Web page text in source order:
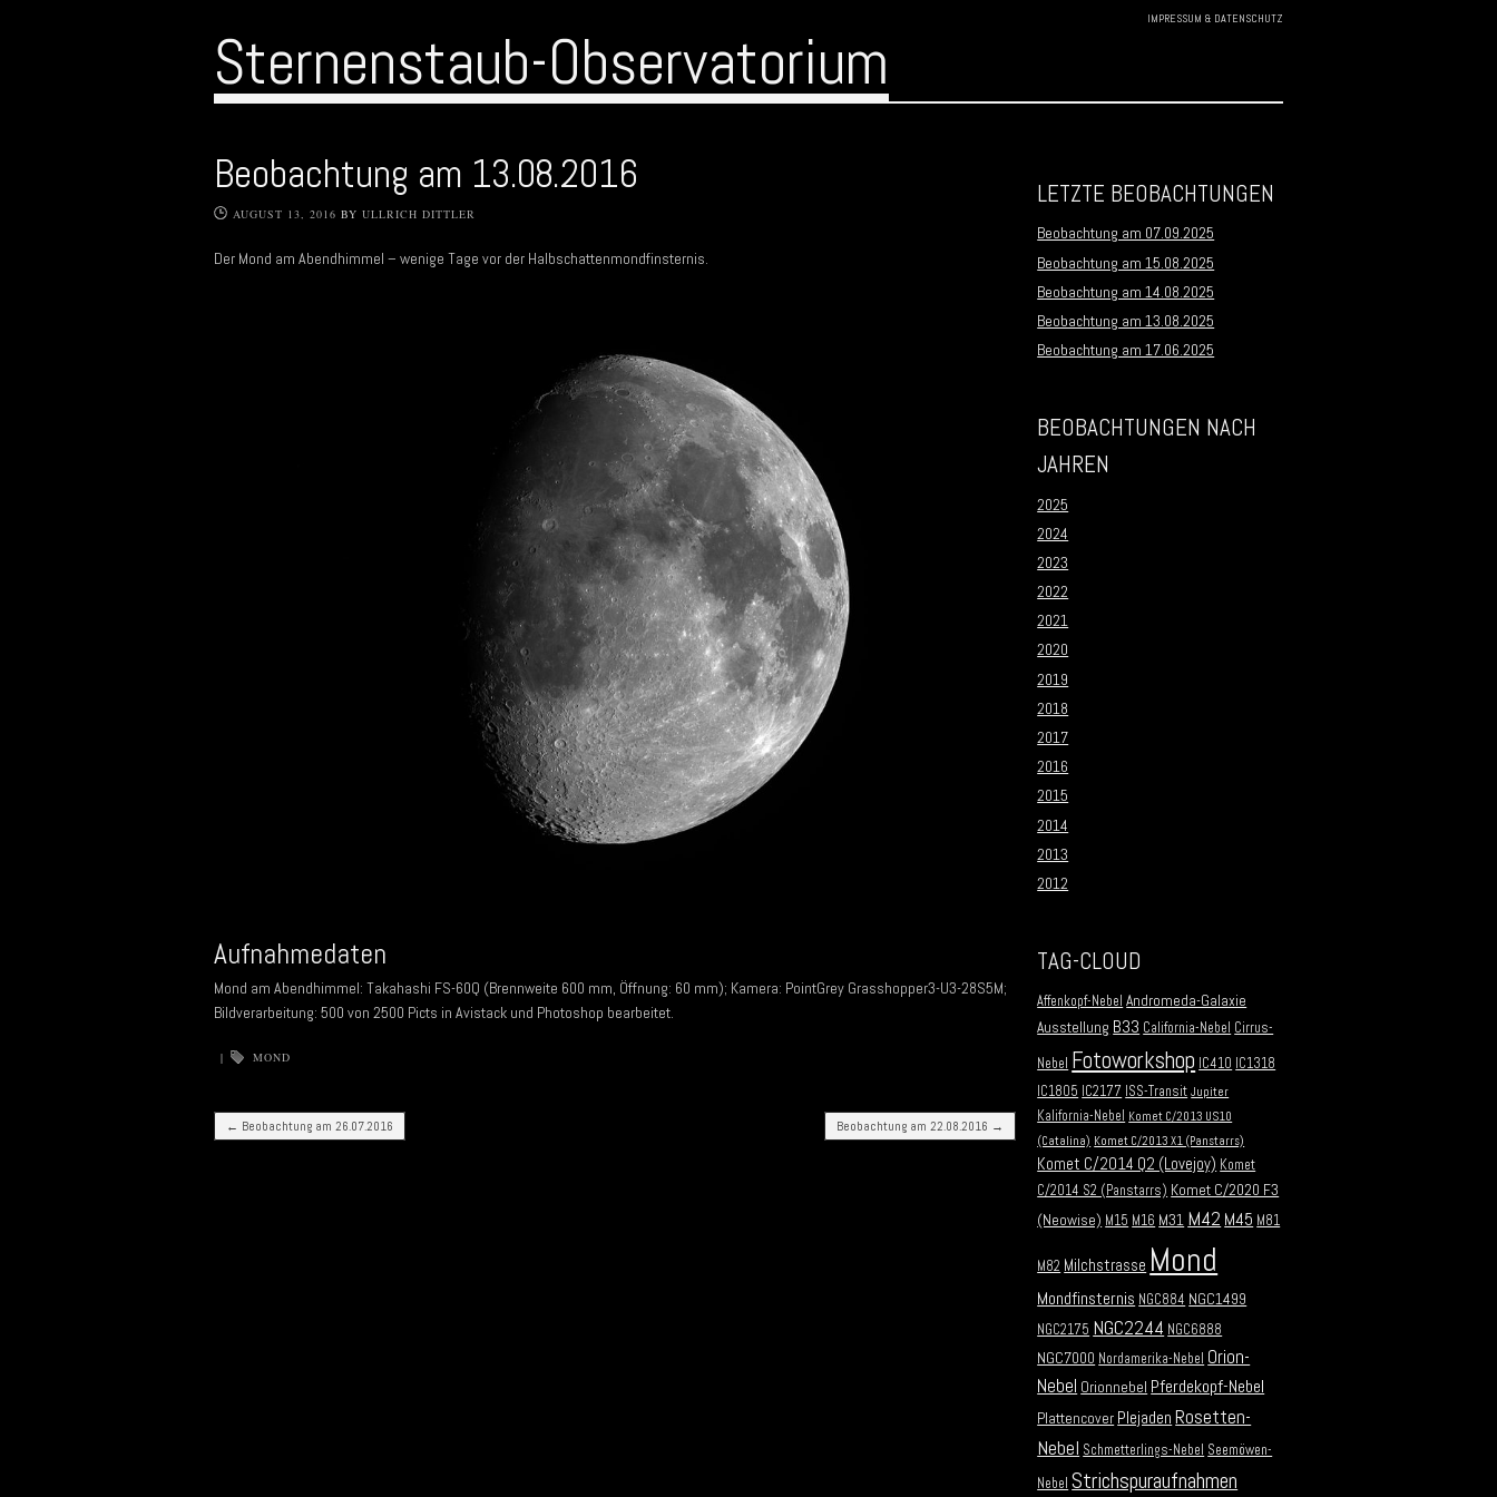
IMPRESSUM & DATENSCHUTZ
Sternenstaub-Observatorium
Beobachtung am 13.08.2016
AUGUST 13, 2016 BY ULLRICH DITTLER
Der Mond am Abendhimmel – wenige Tage vor der Halbschattenmondfinsternis.
Aufnahmedaten
Mond am Abendhimmel: Takahashi FS-60Q (Brennweite 600 mm, Öffnung: 60 mm); Kamera: PointGrey Grasshopper3-U3-28S5M;
Bildverarbeitung: 500 von 2500 Picts in Avistack und Photoshop bearbeitet.
| MOND
Post navigation
← Beobachtung am 26.07.2016 Beobachtung am 22.08.2016 →
LETZTE BEOBACHTUNGEN
Beobachtung am 07.09.2025
Beobachtung am 15.08.2025
Beobachtung am 14.08.2025
Beobachtung am 13.08.2025
Beobachtung am 17.06.2025
BEOBACHTUNGEN NACH
JAHREN
2025
2024
2023
2022
2021
2020
2019
2018
2017
2016
2015
2014
2013
2012
TAG-CLOUD
Affenkopf-Nebel Andromeda-Galaxie
Ausstellung B33 California-Nebel Cirrus-
Nebel Fotoworkshop IC410 IC1318
IC1805 IC2177 ISS-Transit Jupiter
Kalifornia-Nebel Komet C/2013 US10
(Catalina) Komet C/2013 X1 (Panstarrs)
Komet C/2014 Q2 (Lovejoy) Komet
C/2014 S2 (Panstarrs) Komet C/2020 F3
(Neowise) M15 M16 M31 M42 M45 M81
M82 Milchstrasse Mond
Mondfinsternis NGC884 NGC1499
NGC2175 NGC2244 NGC6888
NGC7000 Nordamerika-Nebel Orion-
Nebel Orionnebel Pferdekopf-Nebel
Plattencover Plejaden Rosetten-
Nebel Schmetterlings-Nebel Seemöwen-
Nebel Strichspuraufnahmen